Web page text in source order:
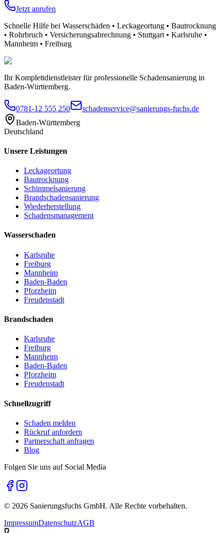
Jetzt anrufen
Schnelle Hilfe bei Wasserschäden • Leckageortung • Bautrocknung
• Rohrbruch • Versicherungsabrechnung • Stuttgart • Karlsruhe •
Mannheim • Freiburg
Ihr Komplettdienstleister für professionelle Schadensanierung in
Baden-Württemberg.
0781-12 555 250
schadenservice@sanierungs-fuchs.de
Baden-Württemberg
Deutschland
Unsere Leistungen
Leckageortung
Bautrocknung
Schimmelsanierung
Brandschadensanierung
Wiederherstellung
Schadensmanagement
Wasserschaden
Karlsruhe
Freiburg
Mannheim
Baden-Baden
Pforzheim
Freudenstadt
Brandschaden
Karlsruhe
Freiburg
Mannheim
Baden-Baden
Pforzheim
Freudenstadt
Schnellzugriff
Schaden melden
Rückruf anfordern
Partnerschaft anfragen
Blog
Folgen Sie uns auf Social Media
© 2026 Sanierungsfuchs GmbH. Alle Rechte vorbehalten.
ImpressumDatenschutzAGB